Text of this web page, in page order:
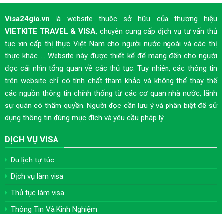
Visa24gio.vn là website thuộc sở hữu của thương hiệu
VIETKITE TRAVEL & VISA, chuyên cung cấp dịch vụ tư vấn thủ
tục xin cấp thị thực Việt Nam cho người nước ngoài và các thị
thực khác..... Website này được thiết kế để mang đến cho người
đọc cái nhìn tổng quan về các thủ tục. Tuy nhiên, các thông tin
trên website chỉ có tính chất tham khảo và không thể thay thế
các nguồn thông tin chính thống từ các cơ quan nhà nước, lãnh
sự quán có thẩm quyền. Người đọc cần lưu ý và phân biệt để sử
dụng thông tin đúng mục đích và yêu cầu pháp lý.
DỊCH VỤ VISA
Du lịch tự túc
Dịch vụ làm visa
Thủ tục làm visa
Thông Tin Và Kinh Nghiệm